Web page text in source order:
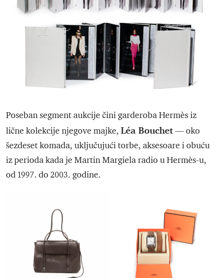
Poseban segment aukcije čini garderoba Hermès iz
lične kolekcije njegove majke, Léa Bouchet— oko
šezdeset komada, uključujući torbe, aksesoare i obuću
iz perioda kada je Martin Margiela radio u Hermès-u,
od 1997. do 2003. godine.